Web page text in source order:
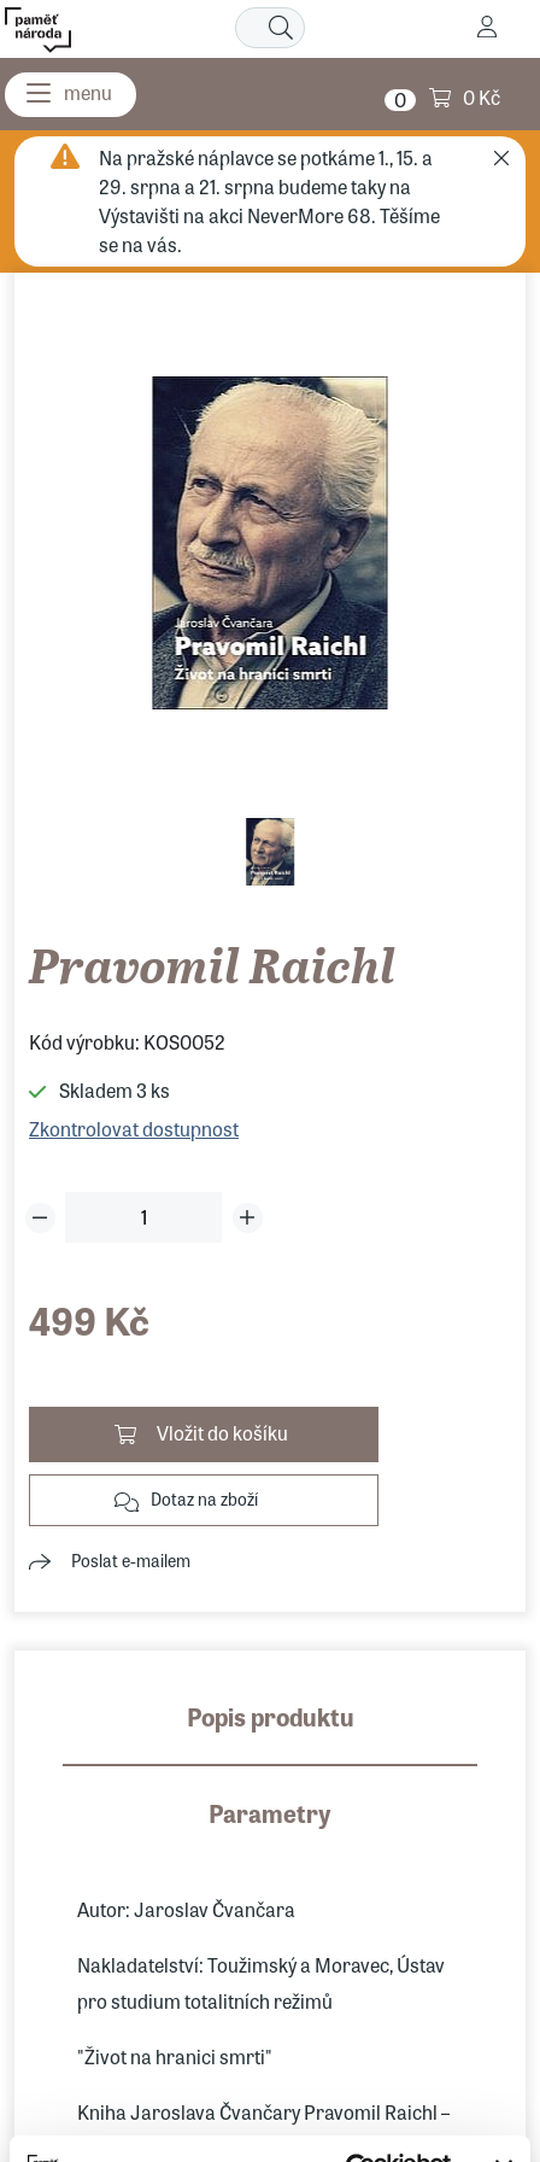
0 0 Kč
Na pražské náplavce se potkáme 1., 15. a
29. srpna a 21. srpna budeme taky na
Výstavišti na akci NeverMore 68. Těšíme
se na vás.
Pravomil Raichl
Kód výrobku: KOS0052
Skladem3 ks
Zkontrolovat dostupnost
499 Kč
Vložit do košíku
Dotaz na zboží
Poslat e-mailem
Popis produktu
Parametry
Autor: Jaroslav Čvančara
Nakladatelství: Toužimský a Moravec, Ústav
pro studium totalitních režimů
"Život na hranici smrti"
Kniha Jaroslava Čvančary Pravomil Raichl –
život na hranici smrti vychází ve druhém